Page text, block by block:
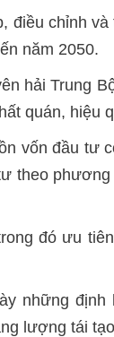
điều chỉnh
năm 2050.
hải Trung
quán, hiệu
vốn đầu tư
theo
đó ưu
những
lượng tái